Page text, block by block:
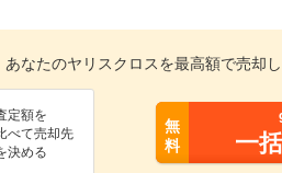
なたのヤリスクロスを最高額で売却し
定額を
べて売却先
決める
無
料
一